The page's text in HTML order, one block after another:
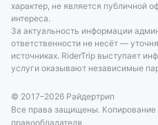
характер, не является публичной
интереса.
За актуальность информации
ответственности не несёт —
источниках. RiderTrip выступает
услуги оказывают независимые
© 2017–2026 Райдертрип
Все права защищены.
правообладателя.